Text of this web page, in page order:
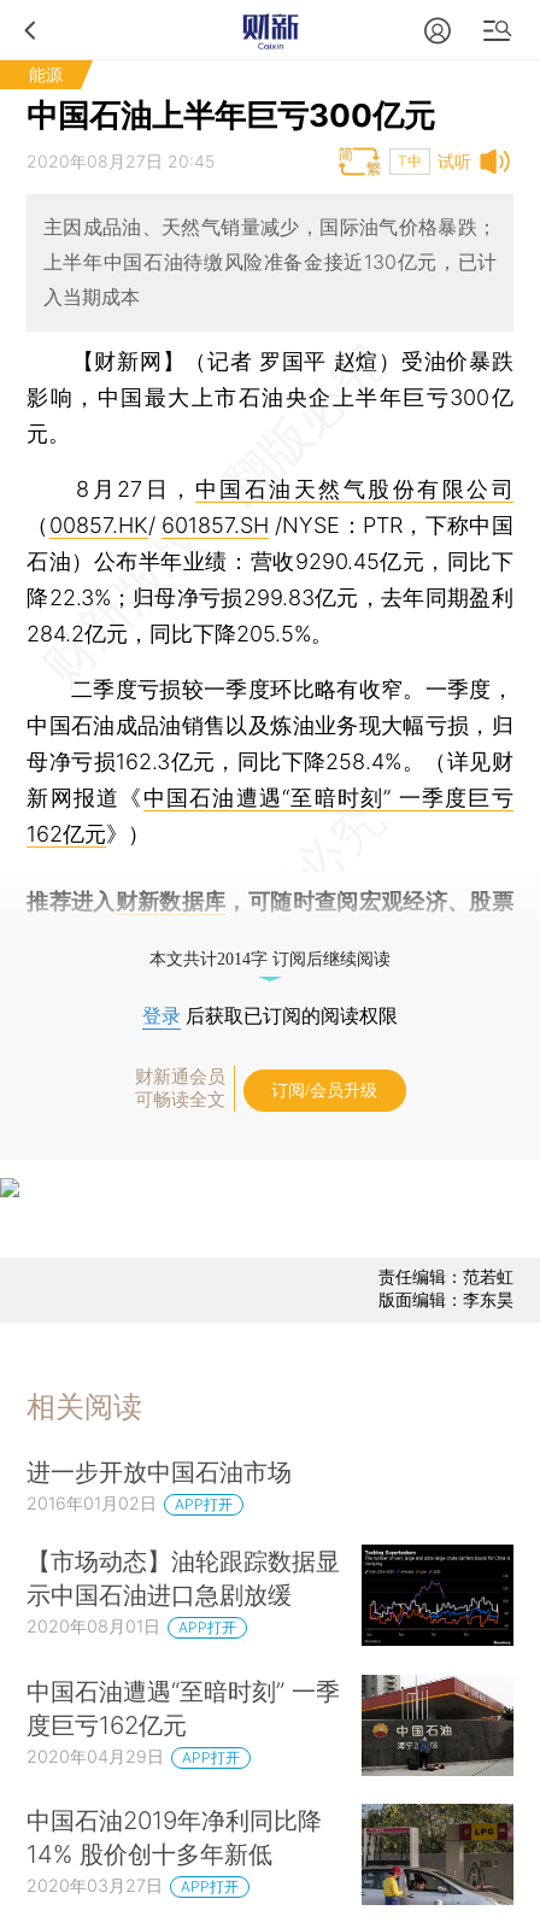
能源
中国石油上半年巨亏300亿元
试听
2020年08月27日 20:45 T中
主因成品油、天然气销量减少，国际油气价格暴跌；
上半年中国石油待缴风险准备金接近130亿元，已计
入当期成本
【财新网】（记者 罗国平 赵煊） 受油价暴跌
影响，中国最大上市石油央企上半年巨亏300亿
元。
8月27日， 中国石油天然气股份有限公司
（ 00857.HK/ 601857.SH /NYSE：PTR，下称中国
石油）公布半年业绩：营收9290.45亿元，同比下
降22.3%；归母净亏损299.83亿元，去年同期盈利
284.2亿元，同比下降205.5%。
二季度亏损较一季度环比略有收窄。一季度，
中国石油成品油销售以及炼油业务现大幅亏损，归
母净亏损162.3亿元，同比下降258.4%。（详见财
新网报道《中国石油遭遇“至暗时刻” 一季度巨亏
162亿元》）
推荐进入 财新数据库 ，可随时查阅宏观经济、股票
本文共计2014字 订阅后继续阅读
登录 后获取已订阅的阅读权限
财新通会员
可畅读全文
订阅/会员升级
责任编辑：范若虹
版面编辑：李东昊
相关阅读
进一步开放中国石油市场
2016年01月02日 APP打开
【市场动态】油轮跟踪数据显
示中国石油进口急剧放缓
2020年08月01日 APP打开
中国石油遭遇“至暗时刻” 一季
度巨亏162亿元
2020年04月29日 APP打开
中国石油2019年净利同比降
14% 股价创十多年新低
2020年03月27日 APP打开